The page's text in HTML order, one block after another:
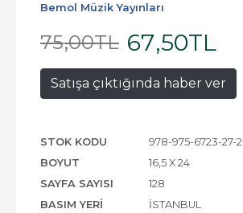
Bemol Müzik Yayınları
75,00TL 67,50TL
Satışa çıktığında haber ver
STOK KODU
978-975-6723-27-2
BOYUT
16,5 X 24
SAYFA SAYISI
128
BASIM YERI
İSTANBUL